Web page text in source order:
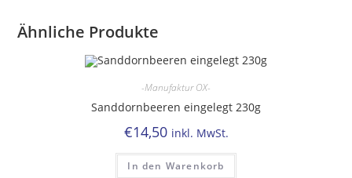
Ähnliche Produkte
-Manufaktur OX-
Sanddornbeeren eingelegt 230g
€14,50 inkl. MwSt.
In den Warenkorb